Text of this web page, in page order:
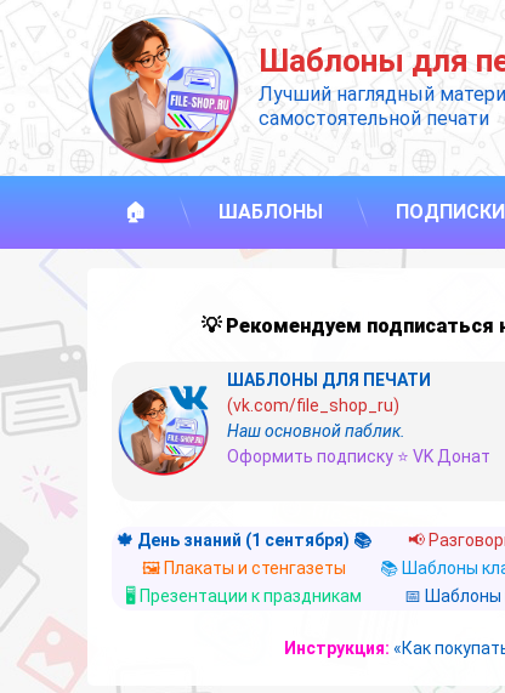
Перейти
к
содержимому
Шаблоны для
Лучший наглядный
самостоятельной печати
🏠 ШАБЛОНЫ ПОДПИСКИ
💡 Рекомендуем подписаться
ШАБЛОНЫ ДЛЯ ПЕЧАТИ
(vk.com/file_shop_ru)
Наш основной паблик.
Оформить подписку ⭐ VK Донат
🍁 День знаний (1 сентября) 📚 📢
🖼️ Плакаты и стенгазеты
📚 Шаблоны
🖥️ Презентации к праздникам
📅 Шаблоны
Инструкция: «Как